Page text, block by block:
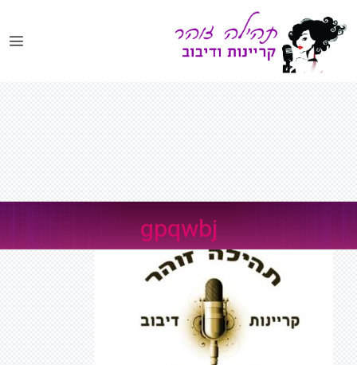
לדלג
לתוכן
gpqwbj